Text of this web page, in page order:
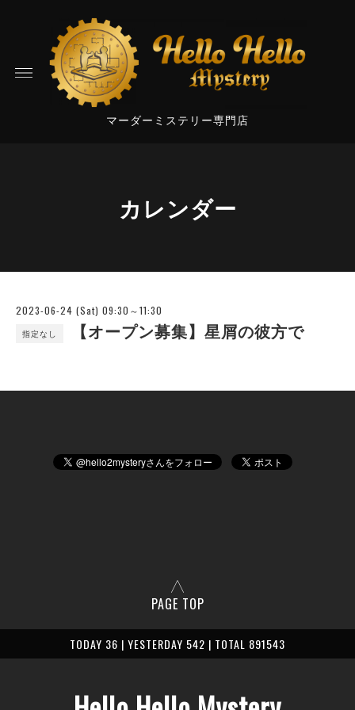
マーダーミステリー専門店
カレンダー
2023-06-24 (Sat) 09:30～11:30
指定なし 【オープン募集】星屑の彼方で
PAGE TOP
TODAY 36 | YESTERDAY 542 | TOTAL 891543